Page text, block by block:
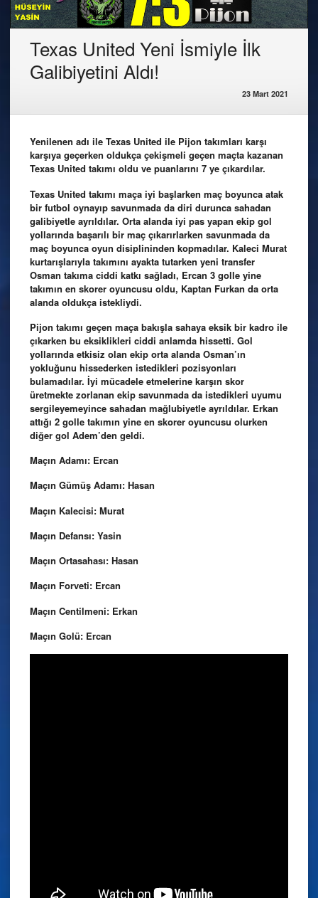
Texas United Yeni İsmiyle İlk
Galibiyetini Aldı!
23 Mart 2021
Yenilenen adı ile Texas United ile Pijon takımları karşı
karşıya geçerken oldukça çekişmeli geçen maçta kazanan
Texas United takımı oldu ve puanlarını 7 ye çıkardılar.
Texas United takımı maça iyi başlarken maç boyunca atak
bir futbol oynayıp savunmada da diri durunca sahadan
galibiyetle ayrıldılar. Orta alanda iyi pas yapan ekip gol
yollarında başarılı bir maç çıkarırlarken savunmada da
maç boyunca oyun disiplininden kopmadılar. Kaleci Murat
kurtarışlarıyla takımını ayakta tutarken yeni transfer
Osman takıma ciddi katkı sağladı, Ercan 3 golle yine
takımın en skorer oyuncusu oldu, Kaptan Furkan da orta
alanda oldukça istekliydi.
Pijon takımı geçen maça bakışla sahaya eksik bir kadro ile
çıkarken bu eksiklikleri ciddi anlamda hissetti. Gol
yollarında etkisiz olan ekip orta alanda Osman’ın
yokluğunu hissederken istedikleri pozisyonları
bulamadılar. İyi mücadele etmelerine karşın skor
üretmekte zorlanan ekip savunmada da istedikleri uyumu
sergileyemeyince sahadan mağlubiyetle ayrıldılar. Erkan
attığı 2 golle takımın yine en skorer oyuncusu olurken
diğer gol Adem’den geldi.
Maçın Adamı: Ercan
Maçın Gümüş Adamı: Hasan
Maçın Kalecisi: Murat
Maçın Defansı: Yasin
Maçın Ortasahası: Hasan
Maçın Forveti: Ercan
Maçın Centilmeni: Erkan
Maçın Golü: Ercan